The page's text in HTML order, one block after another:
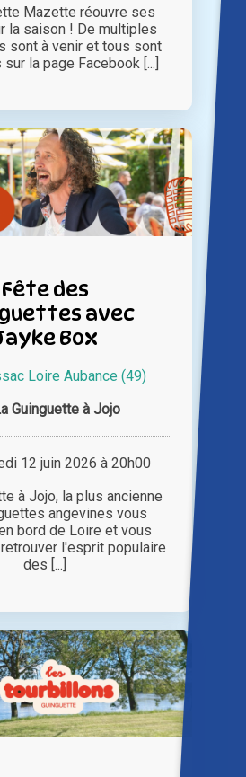
Mazette réouvre ses
la saison ! De multiples
sont à venir et tous sont
la page Facebook [...]
Fête des
avec
Box
Loire Aubance (49)
Guinguette à Jojo
12 juin 2026 à 20h00
à Jojo, la plus ancienne
angevines vous
bord de Loire et vous
l'esprit populaire
des [...]